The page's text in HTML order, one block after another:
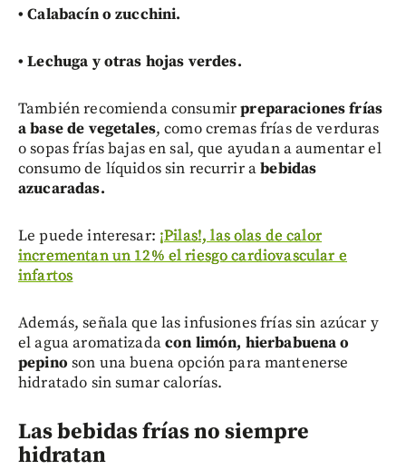
• Calabacín o zucchini.
•Lechuga y otras hojas verdes.
También recomienda consumirpreparaciones frías
a base de vegetales, como cremas frías de verduras
o sopas frías bajas en sal, que ayudan a aumentar el
consumo de líquidos sin recurrir abebidas
azucaradas.
Le puede interesar: ¡Pilas!, las olas de calor
incrementan un 12% el riesgo cardiovascular e
infartos
Además, señala que las infusiones frías sin azúcar y
el agua aromatizadacon limón, hierbabuena o
pepinoson una buena opción para mantenerse
hidratado sin sumar calorías.
Las bebidas frías no siempre
hidratan